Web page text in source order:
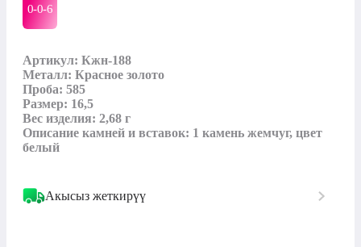
0-0-6
Артикул: Кжн-188
Металл: Красное золото
Проба: 585
Размер: 16,5
Вес изделия: 2,68 г
Описание камней и вставок: 1 камень жемчуг, цвет
белый
Акысыз жеткирүү